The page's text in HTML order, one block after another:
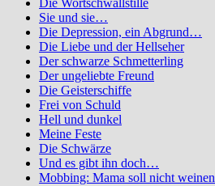
Die Wortschwallstille
Sie und sie…
Die Depression, ein Abgrund…
Die Liebe und der Hellseher
Der schwarze Schmetterling
Der ungeliebte Freund
Die Geisterschiffe
Frei von Schuld
Hell und dunkel
Meine Feste
Die Schwärze
Und es gibt ihn doch…
Mobbing: Mama soll nicht weinen